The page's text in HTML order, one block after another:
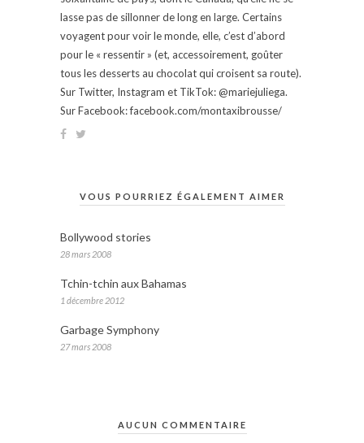
lasse pas de sillonner de long en large. Certains
voyagent pour voir le monde, elle, c’est d’abord
pour le « ressentir » (et, accessoirement, goûter
tous les desserts au chocolat qui croisent sa route).
Sur Twitter, Instagram et TikTok: @mariejuliega.
Sur Facebook: facebook.com/montaxibrousse/
VOUS POURRIEZ ÉGALEMENT AIMER
Bollywood stories
28 mars 2008
Tchin-tchin aux Bahamas
1 décembre 2012
Garbage Symphony
27 mars 2008
AUCUN COMMENTAIRE